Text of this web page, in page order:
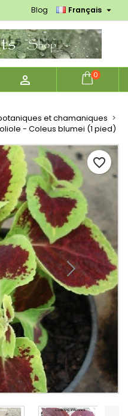
Français 
Blog
 0
et chamaniques
- Coleus blumei (1 pied)
favorite_border
×
×
Créer une liste d'envies
×
ajouter des produits